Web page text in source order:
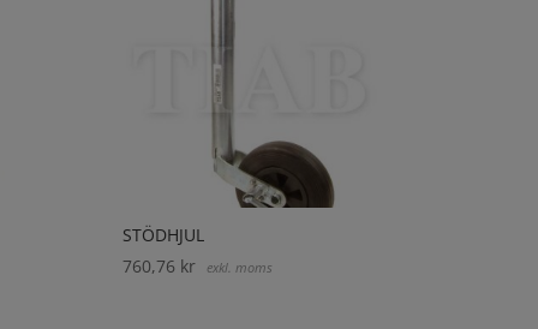
STÖDHJUL
760,76 kr exkl. moms